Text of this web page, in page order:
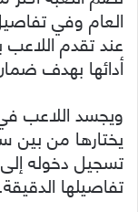
العام وفي
عند تقدم
أدائها بهدف
ويجسد اللاعب
يختارها من
تسجيل دخوله
تفاصيلها الدقيقة.